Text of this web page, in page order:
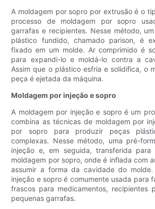
A moldagem por sopro por extrusão é o
processo de moldagem por sopro
garrafas e recipientes. Nesse método,
plástico fundido, chamado parison, é
fixado em um molde. Ar comprimido é
para expandi-lo e moldá-lo contra a
Assim que o plástico esfria e solidifica, o
peça é ejetada da máquina.
Moldagem por injeção e sopro
A moldagem por injeção e sopro é um
combina as técnicas de moldagem por
por sopro para produzir peças
complexas. Nesse método, uma pré-
injeção e, em seguida, transferida para
moldagem por sopro, onde é inflada com
assumir a forma da cavidade do
injeção e sopro é comumente usada para
frascos para medicamentos, recipientes
pequenas garrafas.